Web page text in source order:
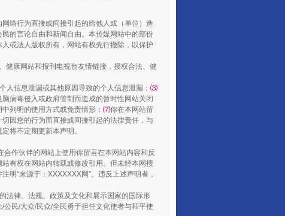
养老服务师职业资格制度暂行规定
络行为直接或间接引起的给他人或（单位）造
的言论自由和新闻自由。本传媒网站中的部份
或法人版权所有，网站有权先行撤除，以保护
健康网站和报刊电视台友情链接，授权合法、健
人信息泄漏或其他原因导致的个人信息泄漏； ⑶
病毒侵入或政府管制而造成的暂时性网站关闭
列明的使用方式或免责情形； ⑺你在本网站留
因您的行为而直接或间接引起的法律责任，与
将不定期更新本声明。
作伙伴的网站上使用你留言在本网站内容和反
有权在网站内转载或修改引用。但未经本网授
明“来源于：XXXXXXX网”。违反上述声明者，
法律、法规、政策及文化和展示国家的国际形
民/大众/民众/全民勇于担任文化使者与和平使